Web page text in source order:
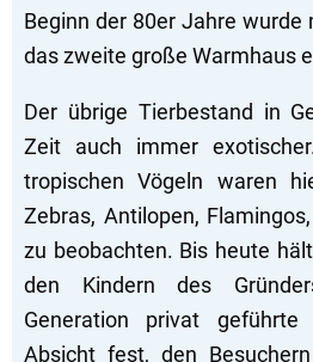
Beginn der 80er Jahre wurde
das zweite große Warmhaus
Der übrige Tierbestand in
Zeit auch immer
tropischen Vögeln waren
Zebras, Antilopen,
zu beobachten. Bis heute
den Kindern des
Generation privat
Absicht fest, den